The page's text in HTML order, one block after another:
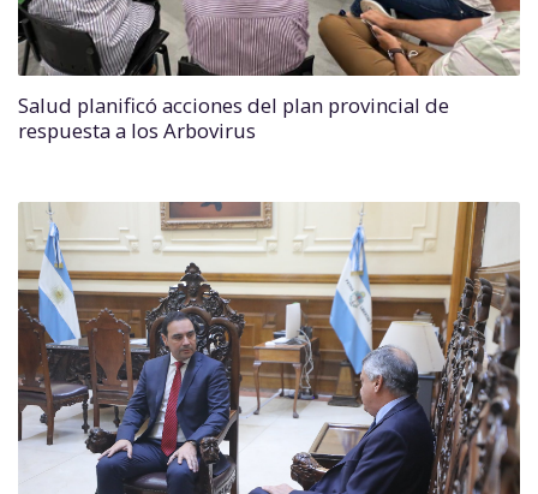
Salud planificó acciones del plan provincial de
respuesta a los Arbovirus